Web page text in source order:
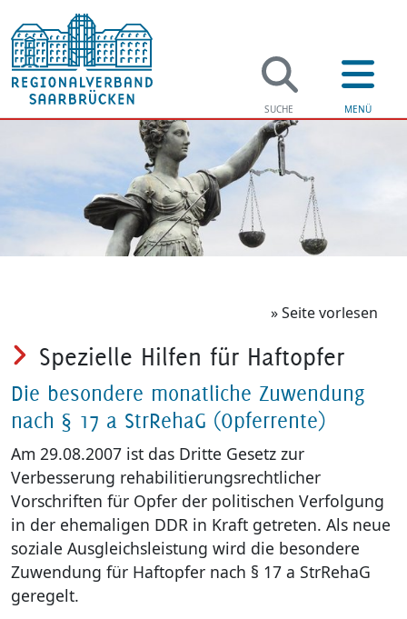
» Seite vorlesen
Spezielle Hilfen für Haftopfer
Die besondere monatliche Zuwendung
nach § 17 a StrRehaG (Opferrente)
Am 29.08.2007 ist das Dritte Gesetz zur
Verbesserung rehabilitierungsrechtlicher
Vorschriften für Opfer der politischen Verfolgung
in der ehemaligen DDR in Kraft getreten. Als neue
soziale Ausgleichsleistung wird die besondere
Zuwendung für Haftopfer nach § 17 a StrRehaG
geregelt.
Soziales
Jugend &
Bildung
Region
Bauen